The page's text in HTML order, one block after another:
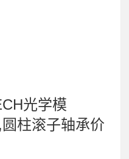
光学模
柱滚子轴承价